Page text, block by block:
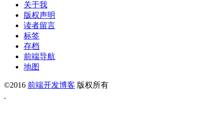
关于我
版权声明
读者留言
标签
存档
前端导航
地图
©2016 前端开发博客 版权所有